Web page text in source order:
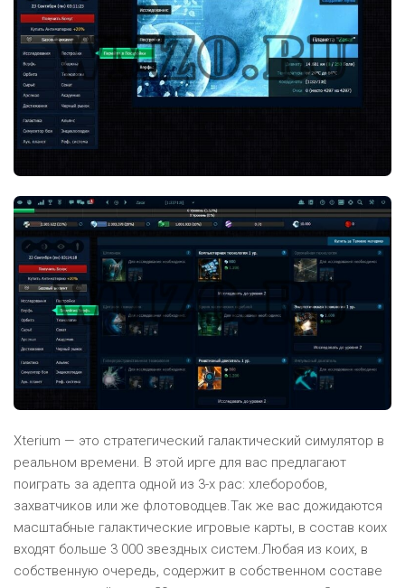
Xterium — это стратегический галактический симулятор в
реальном времени. В этой ирге для вас предлагают
поиграть за адепта одной из 3-х рас: хлеборобов,
захватчиков или же флотоводцев.Так же вас дожидаются
масштабные галактические игровые карты, в состав коих
входят больше 3 000 звездных систем.Любая из коих, в
собственную очередь, содержит в собственном составе